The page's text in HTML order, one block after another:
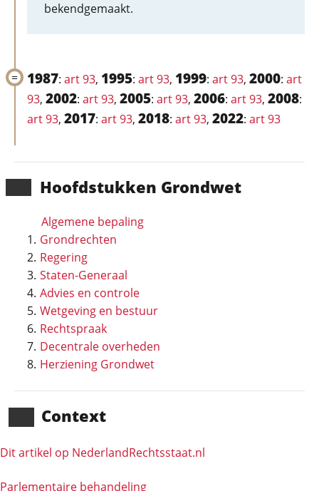
Hoofd­stukken Grondwet
Algemene bepaling
Grondrechten
Regering
Staten-Generaal
Advies en controle
Wetgeving en bestuur
Rechtspraak
Decentrale overheden
Herziening Grondwet
Context
Dit artikel op NederlandRechts­staat.nl
Parlementaire behandeling
bekendgemaakt.
1987: art 93, 1995: art 93, 1999: art 93, 2000: art
93, 2002: art 93, 2005: art 93, 2006: art 93, 2008:
art 93, 2017: art 93, 2018: art 93, 2022: art 93